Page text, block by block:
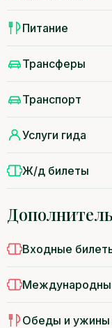
Питание
Трансферы
Транспорт
Услуги гида
Ж/д билеты
Входные
Обеды и ужины